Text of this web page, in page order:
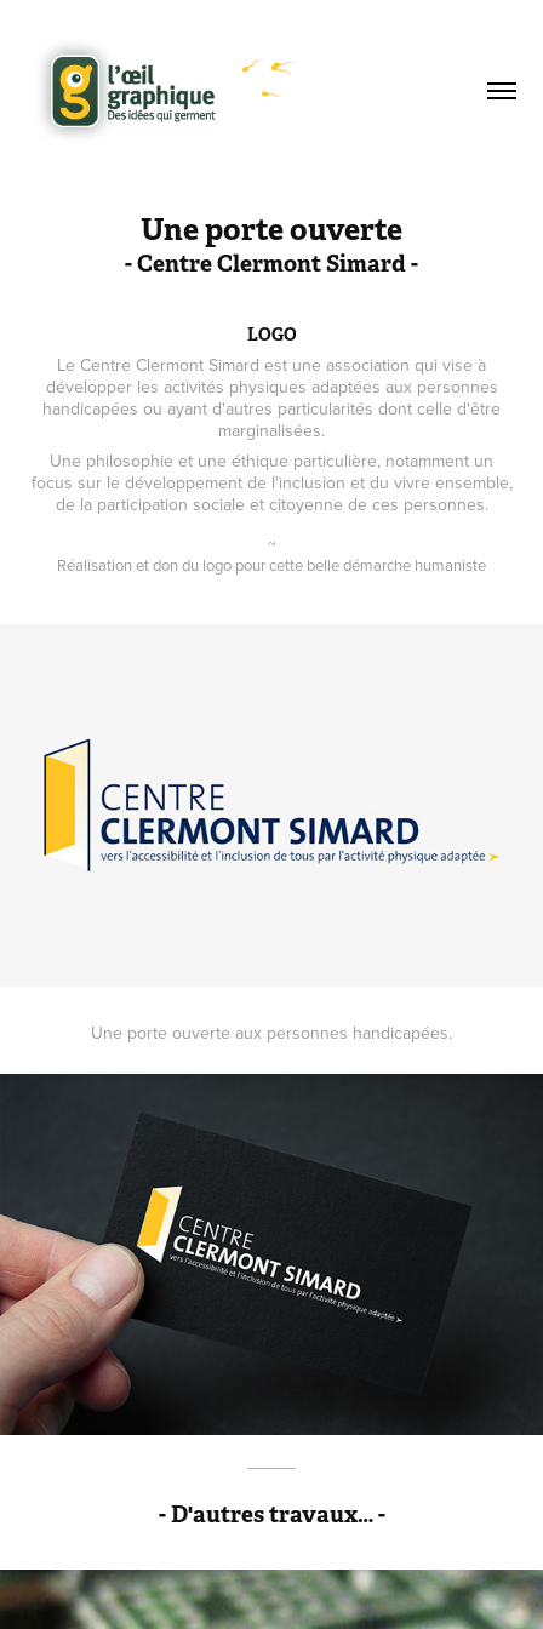
Une porte ouverte
- Centre Clermont Simard -
LOGO
Le Centre Clermont Simard est une association qui vise à
développer les activités physiques adaptées aux personnes
handicapées ou ayant d'autres particularités dont celle d'être
marginalisées.
Une philosophie et une éthique particulière, notamment un
focus sur le développement de l'inclusion et du vivre ensemble,
de la participation sociale et citoyenne de ces personnes.
~
Réalisation et don du logo pour cette belle démarche humaniste
Une porte ouverte aux personnes handicapées.
_____
- D'autres travaux… -
Bureau d'étude en électronique